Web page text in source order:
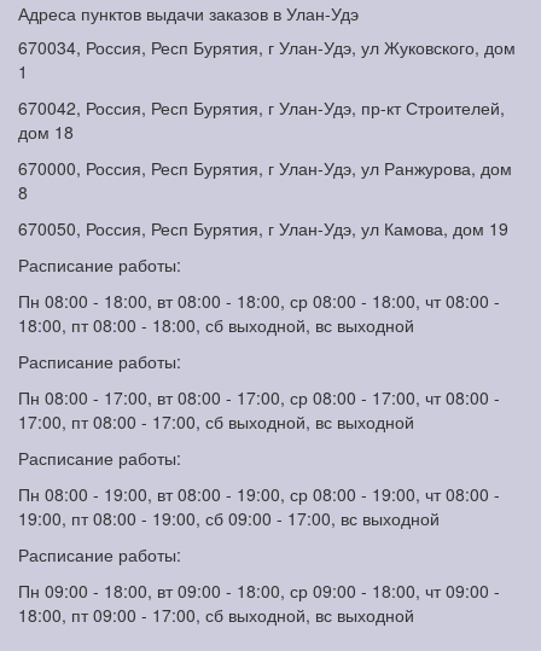
Адреса пунктов выдачи заказов в Улан-Удэ
670034, Россия, Респ Бурятия, г Улан-Удэ, ул Жуковского, дом
1
670042, Россия, Респ Бурятия, г Улан-Удэ, пр-кт Строителей,
дом 18
670000, Россия, Респ Бурятия, г Улан-Удэ, ул Ранжурова, дом
8
670050, Россия, Респ Бурятия, г Улан-Удэ, ул Камова, дом 19
Расписание работы:
Пн 08:00 - 18:00, вт 08:00 - 18:00, ср 08:00 - 18:00, чт 08:00 -
18:00, пт 08:00 - 18:00, сб выходной, вс выходной
Расписание работы:
Пн 08:00 - 17:00, вт 08:00 - 17:00, ср 08:00 - 17:00, чт 08:00 -
17:00, пт 08:00 - 17:00, сб выходной, вс выходной
Расписание работы:
Пн 08:00 - 19:00, вт 08:00 - 19:00, ср 08:00 - 19:00, чт 08:00 -
19:00, пт 08:00 - 19:00, сб 09:00 - 17:00, вс выходной
Расписание работы:
Пн 09:00 - 18:00, вт 09:00 - 18:00, ср 09:00 - 18:00, чт 09:00 -
18:00, пт 09:00 - 17:00, сб выходной, вс выходной